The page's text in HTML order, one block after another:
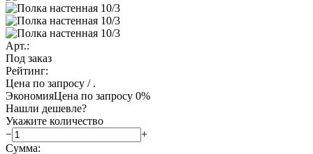
Арт.:
Под заказ
Рейтинг:
Цена по запросу / .
ЭкономияЦена по запросу 0%
Нашли дешевле?
Укажите количество
−
+
Сумма: